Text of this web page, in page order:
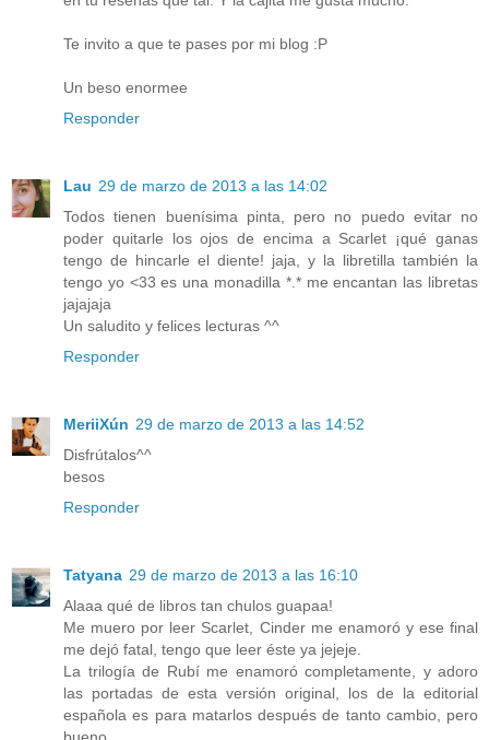
Te invito a que te pases por mi blog :P
Un beso enormee
Responder
Lau 29 de marzo de 2013 a las 14:02
Todos tienen buenísima pinta, pero no puedo evitar no
poder quitarle los ojos de encima a Scarlet ¡qué ganas
tengo de hincarle el diente! jaja, y la libretilla también la
tengo yo <33 es una monadilla *.* me encantan las libretas
jajajaja
Un saludito y felices lecturas ^^
Responder
MeriiXún 29 de marzo de 2013 a las 14:52
Disfrútalos^^
besos
Responder
Tatyana 29 de marzo de 2013 a las 16:10
Alaaa qué de libros tan chulos guapaa!
Me muero por leer Scarlet, Cinder me enamoró y ese final
me dejó fatal, tengo que leer éste ya jejeje.
La trilogía de Rubí me enamoró completamente, y adoro
las portadas de esta versión original, los de la editorial
española es para matarlos después de tanto cambio, pero